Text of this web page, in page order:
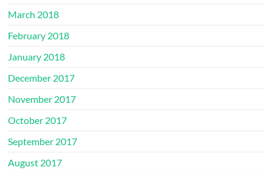
March 2018
February 2018
January 2018
December 2017
November 2017
October 2017
September 2017
August 2017